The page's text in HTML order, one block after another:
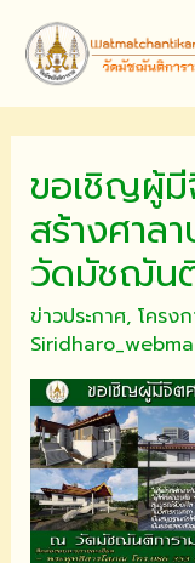
content
ขอเชิญผู้
สร้างศาล
วัดมัชฌัน
ข่าวประกาศ, โครง